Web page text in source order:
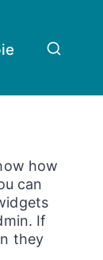
how
can
If
they